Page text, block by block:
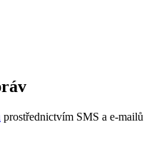
prostřednictvím SMS a e-mailů